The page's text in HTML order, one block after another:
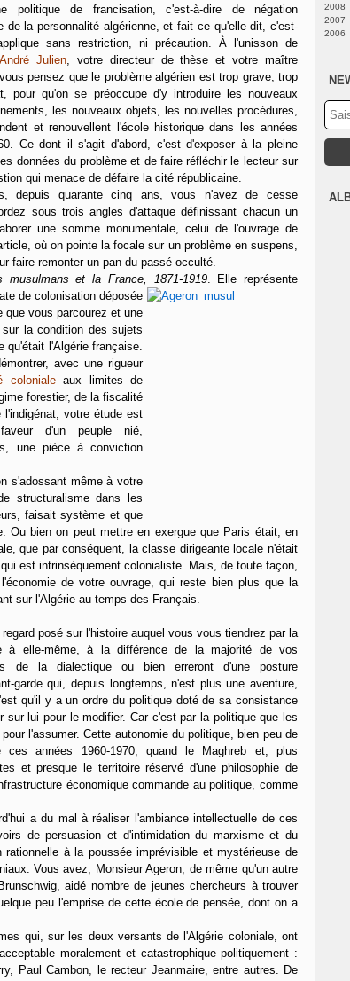
politique de francisation, c'est-à-dire de négation
de la personnalité algérienne, et fait ce qu'elle dit, c'est-
sans restriction, ni précaution. À l'unisson de
Julien, votre directeur de thèse et votre maître
pensez que le problème algérien est trop grave, trop
pour qu'on se préoccupe d'y introduire les nouveaux
les nouveaux objets, les nouvelles procédures,
et renouvellent l'école historique dans les années
Ce dont il s'agit d'abord, c'est d'exposer à la pleine
données du problème et de faire réfléchir le lecteur sur
qui menace de défaire la cité républicaine.
depuis quarante cinq ans, vous n'avez de cesse
sous trois angles d'attaque définissant chacun un
une somme monumentale, celui de l'ouvrage de
où on pointe la focale sur un problème en suspens,
faire remonter un pan du passé occulté.
musulmans et la France, 1871-1919. Elle représente
de colonisation déposée
que vous parcourez et une
sur la condition des sujets
qu'était l'Algérie française.
avec une rigueur
colonialeaux limites de
forestier, de la fiscalité
votre étude est
d'un peuple nié,
une pièce à conviction
s'adossant même à votre
structuralisme dans les
faisait système et que
Ou bien on peut mettre en exergue que Paris était, en
que par conséquent, la classe dirigeante locale n'était
est intrinsèquement colonialiste. Mais, de toute façon,
de votre ouvrage, qui reste bien plus que la
sur l'Algérie au temps des Français.
posé sur l'histoire auquel vous vous tiendrez par la
elle-même, à la différence de la majorité de vos
de la dialectique ou bien erreront d'une posture
garde qui, depuis longtemps, n'est plus une aventure,
qu'il y a un ordre du politique doté de sa consistance
lui pour le modifier. Car c'est par la politique que les
l'assumer. Cette autonomie du politique, bien peu de
années 1960-1970, quand le Maghreb et, plus
et presque le territoire réservé d'une philosophie de
économique commande au politique, comme
a du mal à réaliser l'ambiance intellectuelle de ces
de persuasion et d'intimidation du marxisme et du
à la poussée imprévisible et mystérieuse de
Vous avez, Monsieur Ageron, de même qu'un autre
aidé nombre de jeunes chercheurs à trouver
peu l'emprise de cette école de pensée, dont on a
qui, sur les deux versants de l'Algérie coloniale, ont
moralement et catastrophique politiquement :
Paul Cambon, le recteur Jeanmaire, entre autres. De
2008
2007
2006